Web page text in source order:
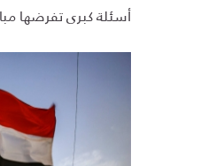
أسئلة كبرى تفرضها